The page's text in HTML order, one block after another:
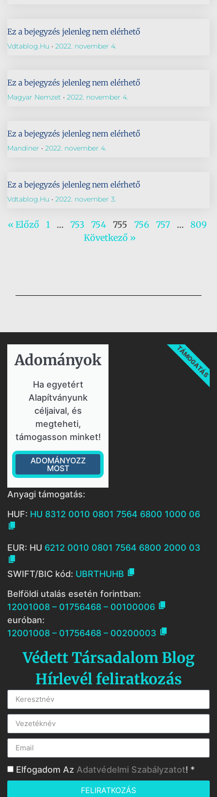
Ez a bejegyzés jelenleg nem elérhető
Vdtablog.hu 2022. november 4.
Ez a bejegyzés jelenleg nem elérhető
Magyar Nemzet 2022. november 4.
Ez a bejegyzés jelenleg nem elérhető
Mandiner 2022. november 4.
Ez a bejegyzés jelenleg nem elérhető
Vdtablog.hu 2022. november 3.
« Előző 1 … 753 754 755 756 757 …
809
Következő »
Adományok​
Ha egyetért
Alapítványunk
céljaival, és
megteheti,
támogasson minket!
ADOMÁNYOZZ
MOST
TÁMOGATÁS
Anyagi támogatás:
HUF: HU 8312 0010 0801 7564 6800 1000 06

EUR: HU 6212 0010 0801 7564 6800 2000 03

SWIFT/BIC kód: UBRTHUHB 
Belföldi utalás esetén forintban:
12001008 – 01756468 – 00100006 
euróban:
12001008 – 01756468 – 00200003 
Védett Társadalom Blog
Hírlevél feliratkozás
Elfogadom Az Adatvédelmi Szabályzatot! *
FELIRATKOZÁS